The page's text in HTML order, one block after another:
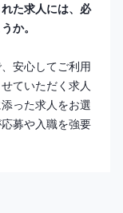
た求人には、必
か。
安心してご利用
ていただく求人
った求人をお選
募や入職を強要